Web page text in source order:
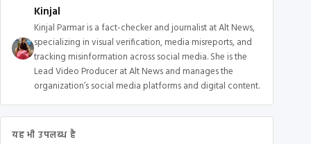
Kinjal
Kinjal Parmar is a fact-checker and journalist at Alt News,
specializing in visual verification, media misreports, and
tracking misinformation across social media. She is the
Lead Video Producer at Alt News and manages the
organization’s social media platforms and digital content.
यह भी उपलब्ध है